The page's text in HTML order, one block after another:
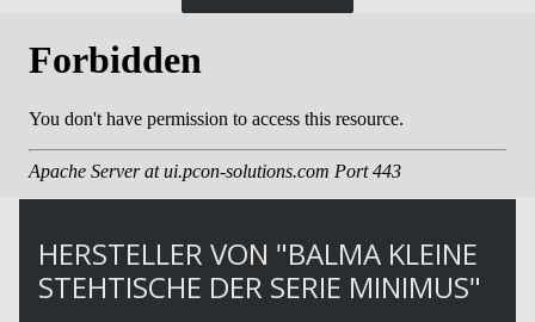
HERSTELLER VON "BALMA KLEINE
STEHTISCHE DER SERIE MINIMUS"